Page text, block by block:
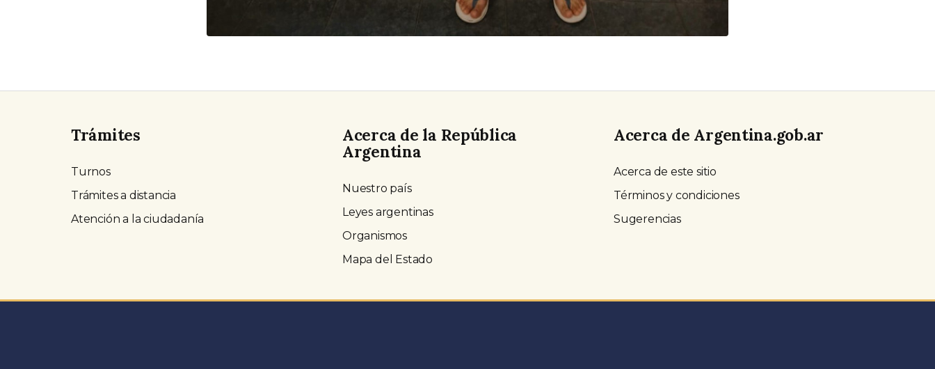
Trámites
Turnos
Trámites a distancia
Atención a la ciudadanía
Acerca de la República
Argentina
Nuestro país
Leyes argentinas
Organismos
Mapa del Estado
Acerca de Argentina.gob.ar
Acerca de este sitio
Términos y condiciones
Sugerencias